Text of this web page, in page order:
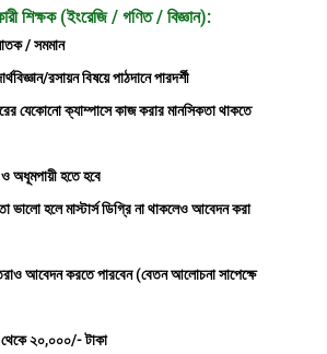
শিক্ষক (ইংরেজি / গণিত / বিজ্ঞান):
/ সমমান
রসায়ন বিষয়ে পাঠদানে পারদর্শী
যেকোনো ক্যাম্পাসে কাজ করার মানসিকতা থাকতে
অধূমপায়ী হতে হবে
ভালো হলে মাস্টার্স ডিগ্রি না থাকলেও আবেদন করা
আবেদন করতে পারবেন (বেতন আলোচনা সাপেক্ষে
২০,০০০/- টাকা